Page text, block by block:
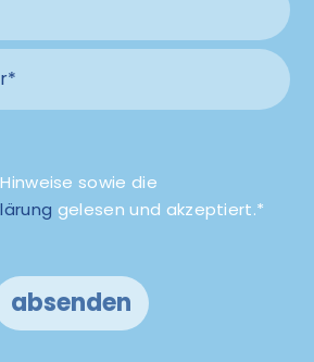
sowie die
gelesen und akzeptiert.*
absenden